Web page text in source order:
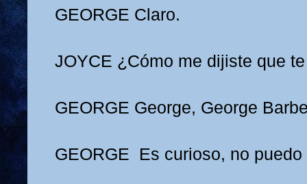
GEORGE Claro.
JOYCE ¿Cómo me dijiste que
GEORGE George, George
GEORGE Es curioso, no